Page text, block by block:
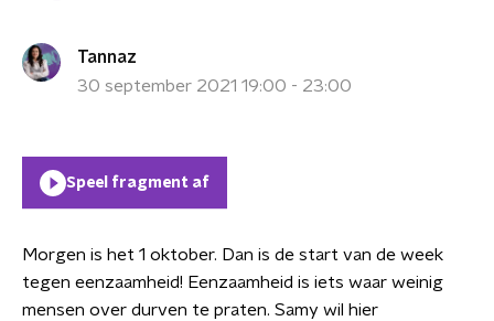
Tannaz
30 september 2021 19:00 - 23:00
Speel fragment af
Morgen is het 1 oktober. Dan is de start van de week
tegen eenzaamheid! Eenzaamheid is iets waar weinig
mensen over durven te praten. Samy wil hier